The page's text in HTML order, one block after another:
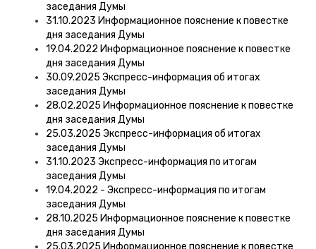
заседания Думы
31.10.2023 Информационное пояснение к повестке
дня заседания Думы
19.04.2022 Информационное пояснение к повестке
дня заседания Думы
30.09.2025 Экспресс-информация об итогах
заседания Думы
28.02.2025 Информационное пояснение к повестке
дня заседания Думы
25.03.2025 Экспресс-информация об итогах
заседания Думы
31.10.2023 Экспресс-информация по итогам
заседания Думы
19.04.2022 - Экспресс-информация по итогам
заседания Думы
28.10.2025 Информационное пояснение к повестке
дня заседания Думы